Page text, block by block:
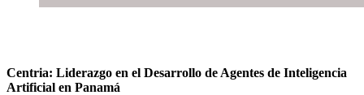
Centria: Liderazgo en el Desarrollo de Agentes de Inteligencia
Artificial en Panamá